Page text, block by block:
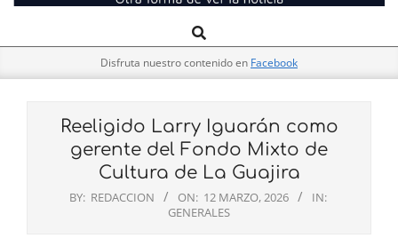
El
Pulso
Navigation
Search
Disfruta nuestro contenido en Facebook
Reeligido Larry Iguarán como
gerente del Fondo Mixto de
Cultura de La Guajira
BY: REDACCION ON: 12 MARZO, 2026
IN:
GENERALES